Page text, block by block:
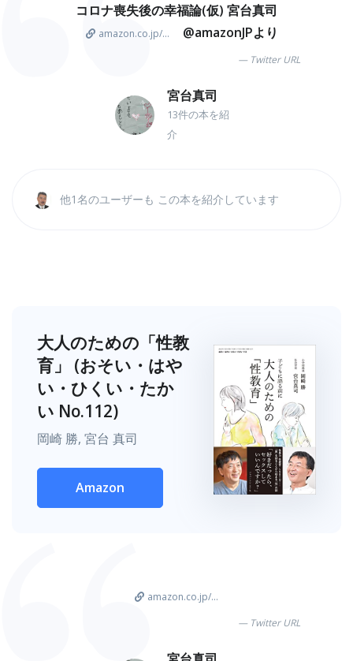
コロナ喪失後の幸福論(仮) 宮台真司
amazon.co.jp/... @amazonJPより
Twitter URL
宮台真司
13件の本を紹
介
他1名のユーザーも この本を紹介しています
大人のための「性教
育」 (おそい・はや
い・ひくい・たか
い No.112)
岡崎 勝, 宮台 真司
Amazon
amazon.co.jp/...
Twitter URL